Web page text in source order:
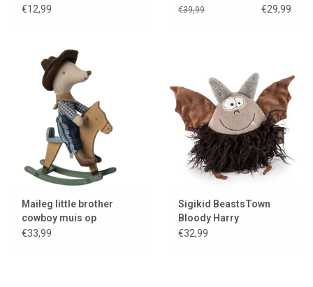
Helma
€12,99 €39,99 €29,99
Maileg little brother
cowboy muis op
hobbelpaard
€33,99
Sigikid BeastsTown
Bloody Harry
€32,99